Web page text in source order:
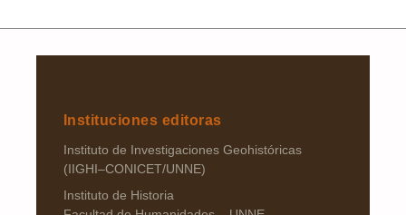
Instituciones editoras
Instituto de Investigaciones Geohistóricas
(IIGHI–CONICET/UNNE)
Instituto de Historia